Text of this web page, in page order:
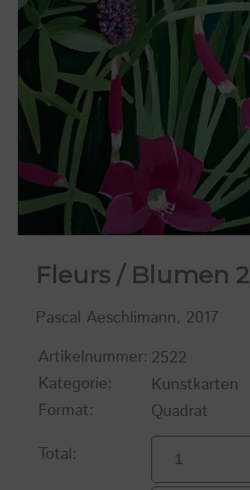
Fleurs / Blumen 2
Pascal Aeschlimann, 2017
Artikelnummer: 2522
Kategorie:
Kunstkarten
Format:
Quadrat
Total: